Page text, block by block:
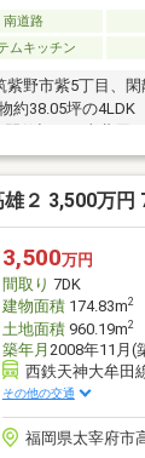
南道路
ムキッチン
紫野市紫5丁目、
約38.05坪の4LDK
（4）駐車場は並
ーフバルコニー
内の保守状況良好
２ 3,500万円
3,500万円
間取り 7DK
建物面積174.83m2
土地面積960.19m2
築年月 2008年11月(
西鉄天神大牟田
その他の交通
福岡県太宰府市